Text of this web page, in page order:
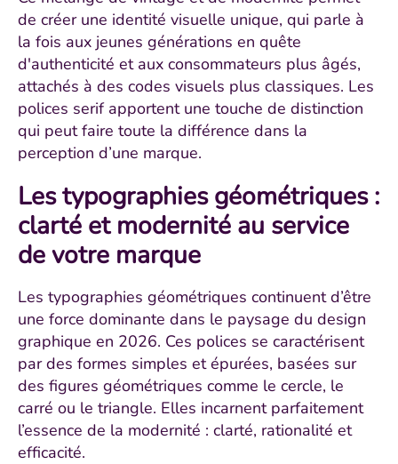
de créer une identité visuelle unique, qui parle à
la fois aux jeunes générations en quête
d'authenticité et aux consommateurs plus âgés,
attachés à des codes visuels plus classiques. Les
polices serif apportent une touche de distinction
qui peut faire toute la différence dans la
perception d’une marque.
Les typographies géométriques :
clarté et modernité au service
de votre marque
Les typographies géométriques continuent d’être
une force dominante dans le paysage du design
graphique en 2026. Ces polices se caractérisent
par des formes simples et épurées, basées sur
des figures géométriques comme le cercle, le
carré ou le triangle. Elles incarnent parfaitement
l’essence de la modernité : clarté, rationalité et
efficacité.